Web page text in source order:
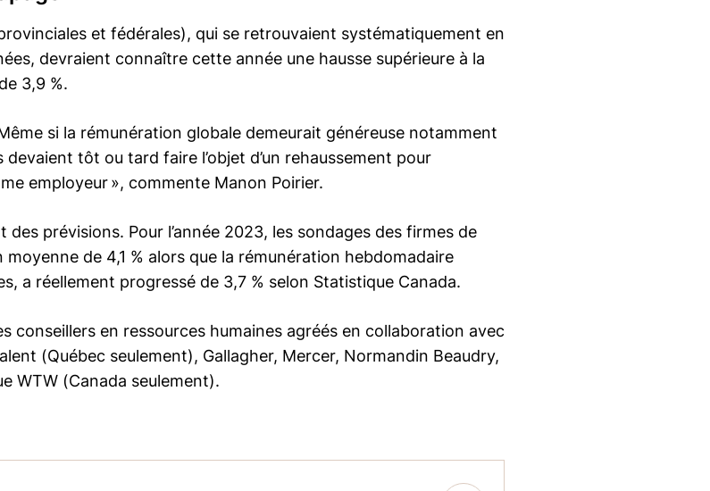
et fédérales), qui se retrouvaient systématiquement en
devraient connaître cette année une hausse supérieure à la
3,9 %.
si la rémunération globale demeurait généreuse notamment
tôt ou tard faire l’objet d’un rehaussement pour
employeur », commente Manon Poirier.
prévisions. Pour l’année 2023, les sondages des firmes de
de 4,1 % alors que la rémunération hebdomadaire
a réellement progressé de 3,7 % selon Statistique Canada.
conseillers en ressources humaines agréés en collaboration avec
(Québec seulement), Gallagher, Mercer, Normandin Beaudry,
WTW (Canada seulement).